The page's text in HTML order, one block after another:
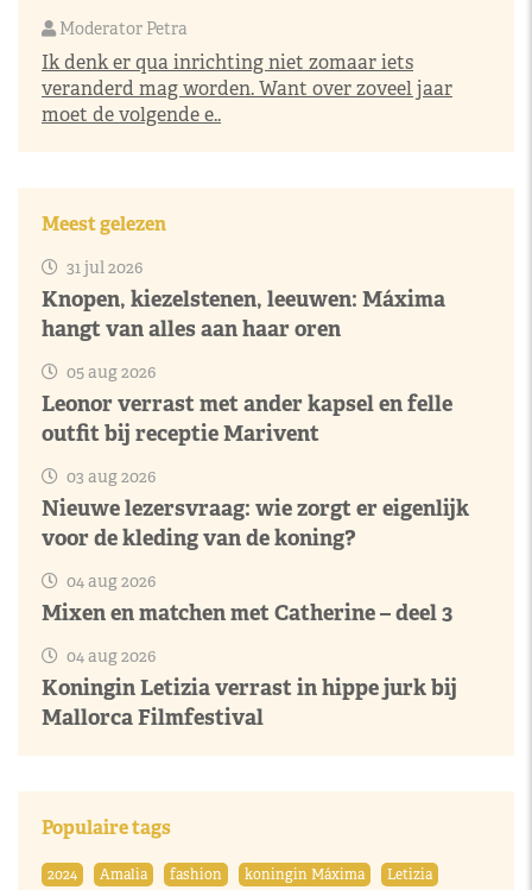
Moderator Petra
Ik denk er qua inrichting niet zomaar iets
veranderd mag worden. Want over zoveel jaar
moet de volgende e..
Meest gelezen
31 jul 2026
Knopen, kiezelstenen, leeuwen: Máxima
hangt van alles aan haar oren
05 aug 2026
Leonor verrast met ander kapsel en felle
outfit bij receptie Marivent
03 aug 2026
Nieuwe lezersvraag: wie zorgt er eigenlijk
voor de kleding van de koning?
04 aug 2026
Mixen en matchen met Catherine – deel 3
04 aug 2026
Koningin Letizia verrast in hippe jurk bij
Mallorca Filmfestival
Populaire tags
2024 Amalia fashion koningin Máxima
Letizia